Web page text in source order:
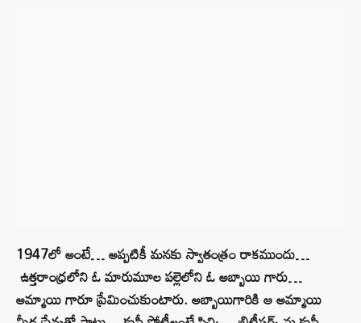
1947లో అంటే… అప్పటికీ మనకు స్వాతంత్రం రాకముందు…
ఉత్తరాంధ్రలోని ఓ మారుమూల పల్లెలోని ఓ అబ్బాయి గారు…
అమ్మాయి గారూ ప్రేమించుకుంటారు. అబ్బాయిగారికి ఆ అమ్మాయి